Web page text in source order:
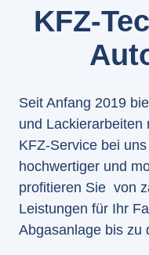
KFZ-
Seit Anfang 2019
und Lackierarbeiten
KFZ-Service bei
hochwertiger und
profitieren Sie von
Leistungen für Ihr
Abgasanlage bis zu